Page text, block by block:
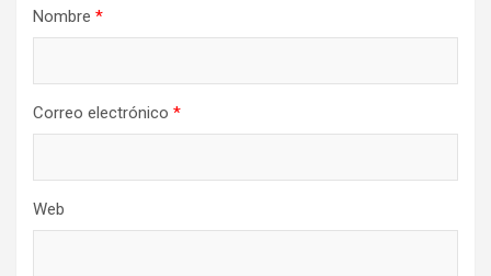
Nombre *
Correo electrónico *
Web